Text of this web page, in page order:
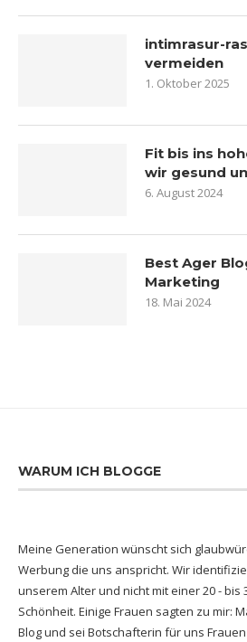
intimrasur-
vermeiden
1. Oktober 2025
Fit bis ins
wir gesund
6. August 2024
Best Ager
Marketing
18. Mai 2024
WARUM ICH BLOGGE
Meine Generation wünscht sich
Werbung die uns anspricht. Wir
unserem Alter und nicht mit einer 20 -
Schönheit. Einige Frauen sagten zu mir:
Blog und sei Botschafterin für uns